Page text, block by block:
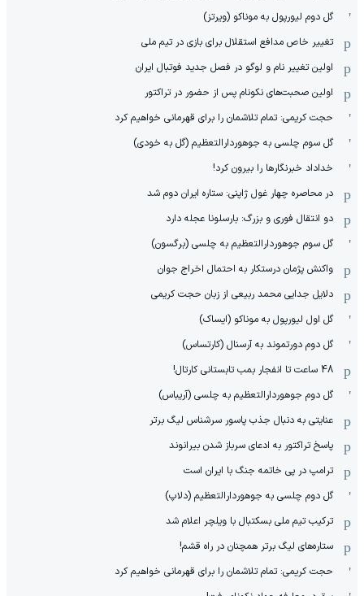
گل دوم لیورپول به موناکو (ویرتز)
تغییر خاص مدافع استقلال برای بازی در تیم ملی
اولین تغییر نام و لوگو در فصل جدید فوتبال ایران
اولین صحبت‌های نکونام پس از حضور در تراکتور
حجت کریمی: تمام تلاشمان را برای قهرمانی خواهیم کرد
گل سوم چلسی به جوهوردارالتعظیم (گل به خودی)
خداداد خبرنگارها را بیرون کرد!
در محاصره چهار غول ژاپنی: ستاره ایران دوم شد
دو انتقال فوری و بزرگ: بارسلونا عجله دارد
گل سوم جوهوردارالتعظیم به چلسی (برگسون)
واکنش پژمان درستکار به احتمال اخراج جوان
دلایل جدایی محمد ربیعی از زبان حجت کریمی
گل اول لیورپول به موناکو (ایساک)
گل دوم دورتموند به آرسنال (کارتساس)
48 ساعت تا انفجار بمب تابستانی کارتال!
گل دوم جوهوردارالتعظیم به چلسی (آریباس)
عنایتی به دنبال جذب پاسور سرشناس لیگ برتر
پاسخ تراکتور به ادعای سرباز شدن بیرانوند
ترامپ در پی خاتمه جنگ با ایران است
گل دوم چلسی به جوهوردارالتعظیم (دلاپ)
ترکیب تیم ملی بسکتبال با ویلچر اعلام شد
ستاره‌های لیگ برتر همچنان در راه قشم!
حجت کریمی: تمام تلاشمان را برای قهرمانی خواهیم کرد